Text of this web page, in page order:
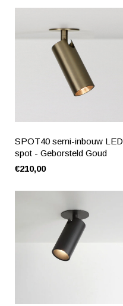
SPOT40 semi-inbouw LED
spot - Geborsteld Goud
€210,00